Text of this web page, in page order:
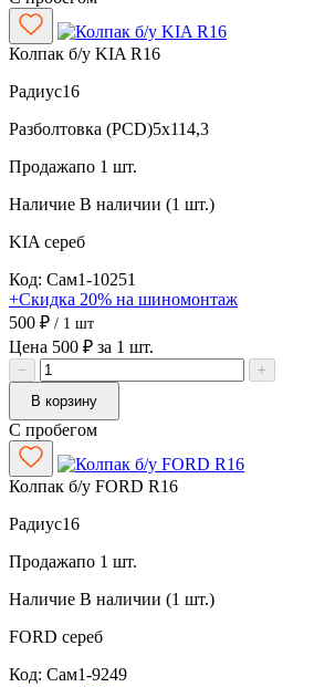
Колпак б/у KIA R16
Радиус16
Разболтовка (PCD)5x114,3
Продажапо 1 шт.
Наличие В наличии (1 шт.)
KIA сереб
Код: Сам1-10251
+Скидка 20% на шиномонтаж
500 ₽ / 1 шт
Цена 500 ₽ за 1 шт.
−
+
В корзину
С пробегом
Колпак б/у FORD R16
Радиус16
Продажапо 1 шт.
Наличие В наличии (1 шт.)
FORD сереб
Код: Сам1-9249